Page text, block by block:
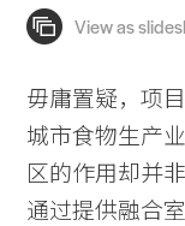
毋庸置疑，项
城市食物生产
区的作用却并
通过提供融合